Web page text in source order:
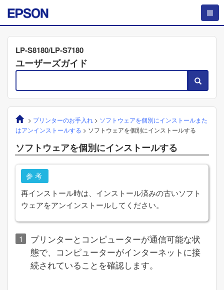
LP-S8180/LP-S7180
ユーザーズガイド
> プリンターのお手入れ> ソフトウェアを個別にインストールまた
はアンインストールする > ソフトウェアを個別にインストールする
ソフトウェアを個別にインストールする
参考
再インストール時は、インストール済みの古いソフト
ウェアをアンインストールしてください。
プリンターとコンピューターが通信可能な状
態で、コンピューターがインターネットに接
続されていることを確認します。